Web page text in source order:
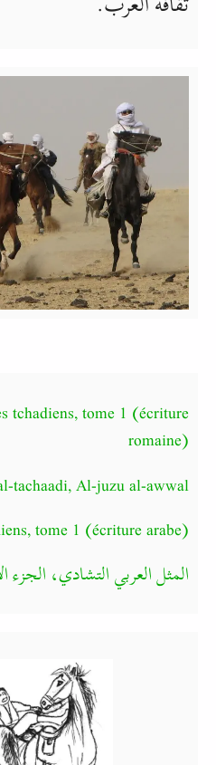
tchadiens, tome 1 (écriture
romaine)
tachaadi, Al-juzu al-awwal
tome 1 (écriture arabe)
المثل العربي التشادي، الجزء